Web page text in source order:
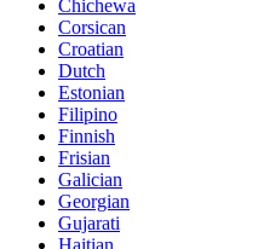
Chichewa
Corsican
Croatian
Dutch
Estonian
Filipino
Finnish
Frisian
Galician
Georgian
Gujarati
Haitian